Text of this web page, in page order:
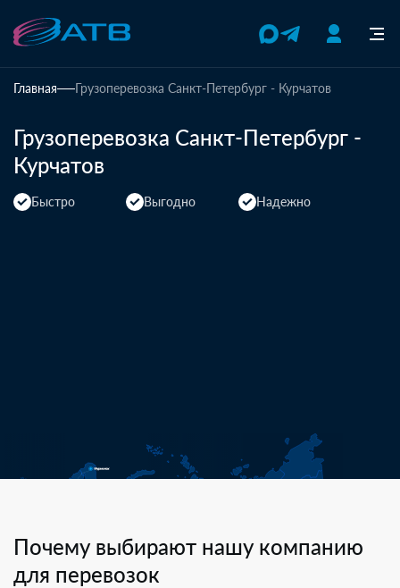
Главная Грузоперевозка Санкт-Петербург - Курчатов
Грузоперевозка Санкт-Петербург -
Курчатов
Быстро Выгодно Надежно
Почему выбирают нашу компанию
для перевозок